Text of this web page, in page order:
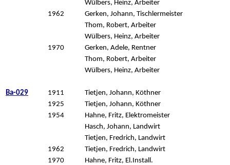
Wülbers, Heinz, Arbeiter
1962
Gerken, Johann, Tischlermeister
Thom, Robert, Arbeiter
Wülbers, Heinz, Arbeiter
1970
Gerken, Adele, Rentner
Thom, Robert, Arbeiter
Wülbers, Heinz, Arbeiter
Ba-029 1911
Tietjen, Johann, Köthner
1925
Tietjen, Johann, Köthner
1954
Hahne, Fritz, Elektromeister
Hasch, Johann, Landwirt
Tietjen, Fredrich, Landwirt
1962
Tietjen, Fredrich, Landwirt
1970
Hahne, Fritz, El.Install.